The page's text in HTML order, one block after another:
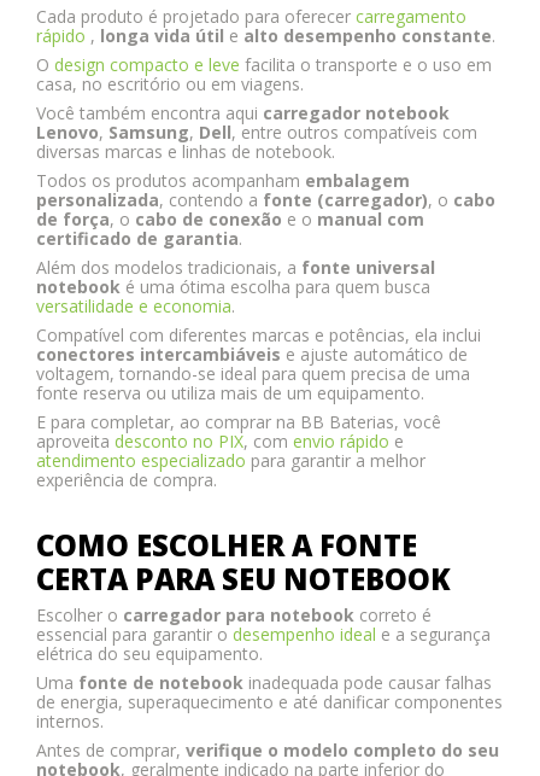
Cada produto é projetado para oferecercarregamento
rápido , longa vida útil e alto desempenho constante.
O design compacto e leve facilita o transporte e o uso em
casa, no escritório ou em viagens.
Você também encontra aqui carregador notebook
Lenovo, Samsung, Dell, entre outros compatíveis com
diversas marcas e linhas de notebook.
Todos os produtos acompanham embalagem
personalizada, contendo a fonte (carregador), o cabo
de força, o cabo de conexão e o manual com
certificado de garantia.
Além dos modelos tradicionais, a fonte universal
notebook é uma ótima escolha para quem busca
versatilidade e economia.
Compatível com diferentes marcas e potências, ela inclui
conectores intercambiáveis e ajuste automático de
voltagem, tornando-se ideal para quem precisa de uma
fonte reserva ou utiliza mais de um equipamento.
E para completar, ao comprar na BB Baterias, você
aproveita desconto no PIX, comenvio rápido e
atendimento especializado para garantir a melhor
experiência de compra.
COMO ESCOLHER A FONTE
CERTA PARA SEU NOTEBOOK
Escolher o carregador para notebook correto é
essencial para garantir o desempenho ideal e a segurança
elétrica do seu equipamento.
Uma fonte de notebook inadequada pode causar falhas
de energia, superaquecimento e até danificar componentes
internos.
Antes de comprar,verifique o modelo completo do seu
notebook, geralmente indicado na parte inferior do